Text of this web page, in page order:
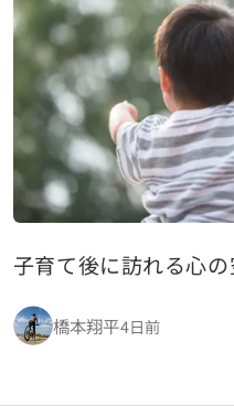
子育て後に訪れる心
橋本翔平4日前